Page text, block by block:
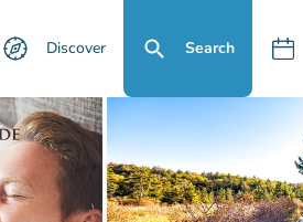
Discover Search